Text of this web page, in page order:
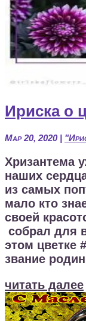
Ириска о
Мар 20, 2020|
Хризантема
наших
из самых
мало кто
своей
собрал для
этом цветке
звание
читать далее